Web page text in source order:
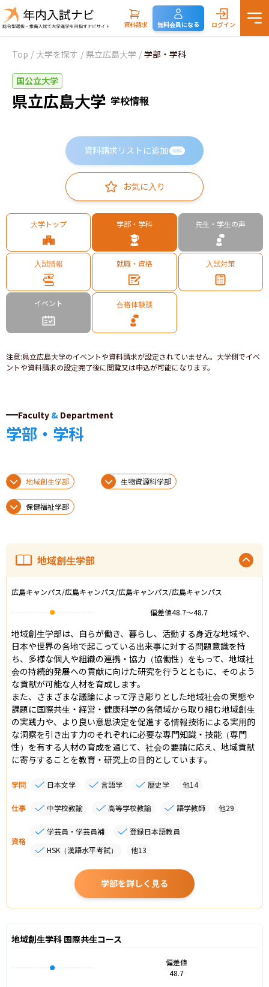
資料請求 無料会員になる ログイン
Top / 大学を探す / 県立広島大学 / 学部・学科
国公立大学
県立広島大学 学校情報
資料請求リストに追加 無料
お気に入り
大学トップ 学部・学科 先生・学生の声
入試情報 就職・資格 入試対策
イベント 合格体験談
注意:県立広島大学のイベントや資料請求が設定されていません。大学側でイベ
ントや資料請求の設定完了後に閲覧又は申込が可能になります。
Faculty & Department
学部・学科
地域創生学部 生物資源科学部
保健福祉学部
地域創生学部
広島キャンパス/広島キャンパス/広島キャンパス/広島キャンパス
偏差値48.7〜48.7
地域創生学部は、自らが働き、暮らし、活動する身近な地域や、
日本や世界の各地で起こっている出来事に対する問題意識を持
ち、多様な個人や組織の連携・協力（協働性）をもって、地域社
会の持続的発展への貢献に向けた研究を行うとともに、そのよう
な貢献が可能な人材を育成します。
また、さまざまな議論によって浮き彫りとした地域社会の実態や
課題に国際共生・経営・健康科学の各領域から取り組む地域創生
の実践力や、より良い意思決定を促進する情報技術による実用的
な洞察を引き出す力のそれぞれに必要な専門知識・技能（専門
性）を有する人材の育成を通じて、社会の要請に応え、地域貢献
に寄与することを教育・研究上の目的としています。
学問 日本文学 言語学 歴史学 他14
仕事 中学校教諭 高等学校教諭 語学教師 他29
資格
学芸員・学芸員補
登録日本語教員
HSK（漢語水平考試）
他13
学部を詳しく見る
地域創生学科 国際共生コース
偏差値
48.7